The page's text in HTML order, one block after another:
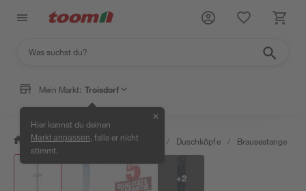
Mein Markt: Troisdorf
Hier kannst du deinen
Markt anpassen , falls er nicht
stimmt.
✕
/ Bad & Sanitär / Badarmaturen / Duschköpfe / Brausestange
+2